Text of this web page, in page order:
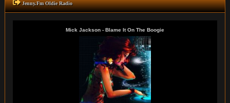
Jenny.Fm Oldie Radio